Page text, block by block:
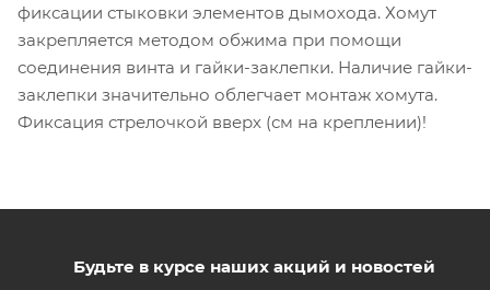
фиксации стыковки элементов дымохода. Хомут
закрепляется методом обжима при помощи
соединения винта и гайки-заклепки. Наличие гайки-
заклепки значительно облегчает монтаж хомута.
Фиксация стрелочкой вверх (см на креплении)!
Будьте в курсе наших акций и новостей